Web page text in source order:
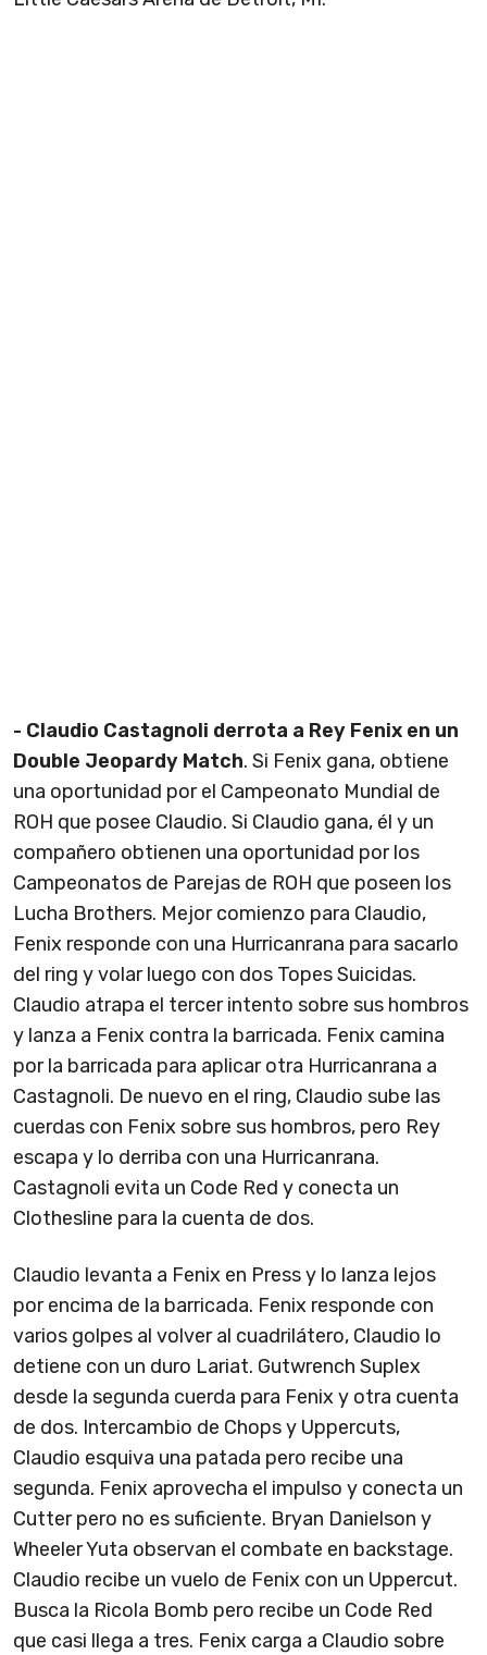
- Claudio Castagnoli derrota a Rey Fenix en un
Double Jeopardy Match. Si Fenix gana, obtiene
una oportunidad por el Campeonato Mundial de
ROH que posee Claudio. Si Claudio gana, él y un
compañero obtienen una oportunidad por los
Campeonatos de Parejas de ROH que poseen los
Lucha Brothers. Mejor comienzo para Claudio,
Fenix responde con una Hurricanrana para sacarlo
del ring y volar luego con dos Topes Suicidas.
Claudio atrapa el tercer intento sobre sus hombros
y lanza a Fenix contra la barricada. Fenix camina
por la barricada para aplicar otra Hurricanrana a
Castagnoli. De nuevo en el ring, Claudio sube las
cuerdas con Fenix sobre sus hombros, pero Rey
escapa y lo derriba con una Hurricanrana.
Castagnoli evita un Code Red y conecta un
Clothesline para la cuenta de dos.
Claudio levanta a Fenix en Press y lo lanza lejos
por encima de la barricada. Fenix responde con
varios golpes al volver al cuadrilátero, Claudio lo
detiene con un duro Lariat. Gutwrench Suplex
desde la segunda cuerda para Fenix y otra cuenta
de dos. Intercambio de Chops y Uppercuts,
Claudio esquiva una patada pero recibe una
segunda. Fenix aprovecha el impulso y conecta un
Cutter pero no es suficiente. Bryan Danielson y
Wheeler Yuta observan el combate en backstage.
Claudio recibe un vuelo de Fenix con un Uppercut.
Busca la Ricola Bomb pero recibe un Code Red
que casi llega a tres. Fenix carga a Claudio sobre